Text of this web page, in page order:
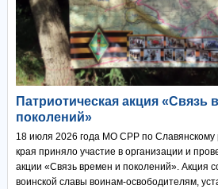
Патриотическая акция «Связь
поколений»
18 июля 2026 года МО СРР по Славянскому
края приняло участие в организации и
акции «Связь времен и поколений». Акция
воинской славы воинам‑освободителям,